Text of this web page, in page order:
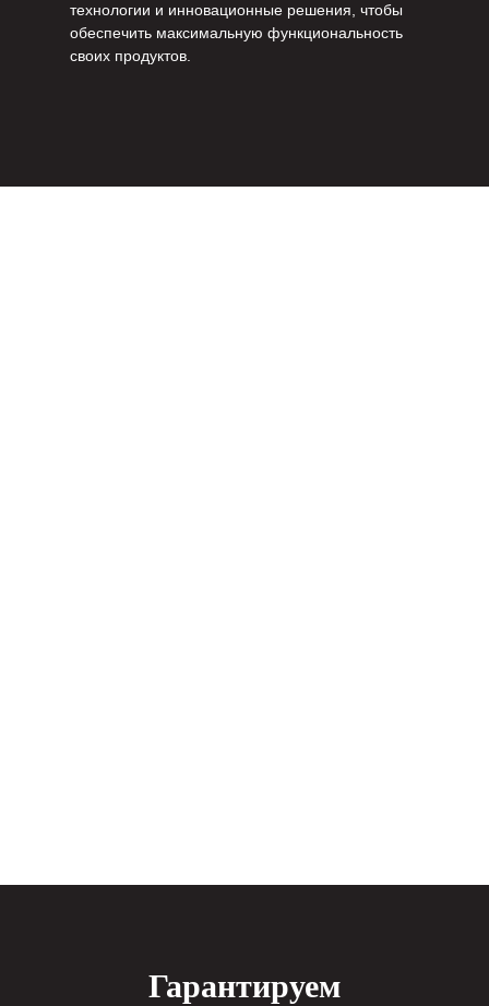
технологии и инновационные решения, чтобы
обеспечить максимальную функциональность
своих продуктов.
Гарантируем